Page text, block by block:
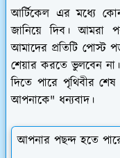
আর্টিকেল এর মধ্যে
জানিয়ে দিব। আমরা
আমাদের প্রতিটি পোস্ট
শেয়ার করতে ভুলবেন
দিতে পারে পৃথিবীর
আপনাকে" ধন্যবাদ।
আপনার পছন্দ হতে